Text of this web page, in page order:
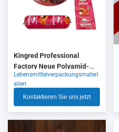
Kingred Professional
Factory Neue Polyamid-
Wurstgehäuse Kunststoff
für Lebensmittel OEM
Lebensmittelverpackungsmateri
alien
Kontaktieren Sie uns jetzt